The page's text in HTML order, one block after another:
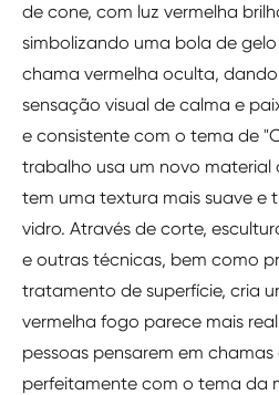
de cone, com luz vermelha
simbolizando uma bola de
chama vermelha oculta,
sensação visual de calma e
e consistente com o tema de
trabalho usa um novo material
tem uma textura mais suave e
vidro. Através de corte,
e outras técnicas, bem como
tratamento de superfície, cria
vermelha fogo parece mais
pessoas pensarem em
perfeitamente com o tema da